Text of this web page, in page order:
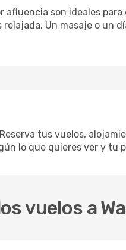
afluencia son ideales
Un masaje o un
tus vuelos,
lo que quieres ver y tu
vuelos a